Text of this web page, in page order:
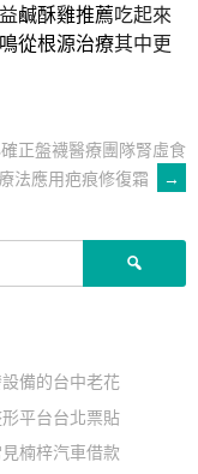
鹹酥雞推薦吃起來
從根源治療其中更
正盤襪醫療團隊腎虛食
法應用疤痕修復霜
→
備的台中老花
平台台北票貼
楠梓汽車借款